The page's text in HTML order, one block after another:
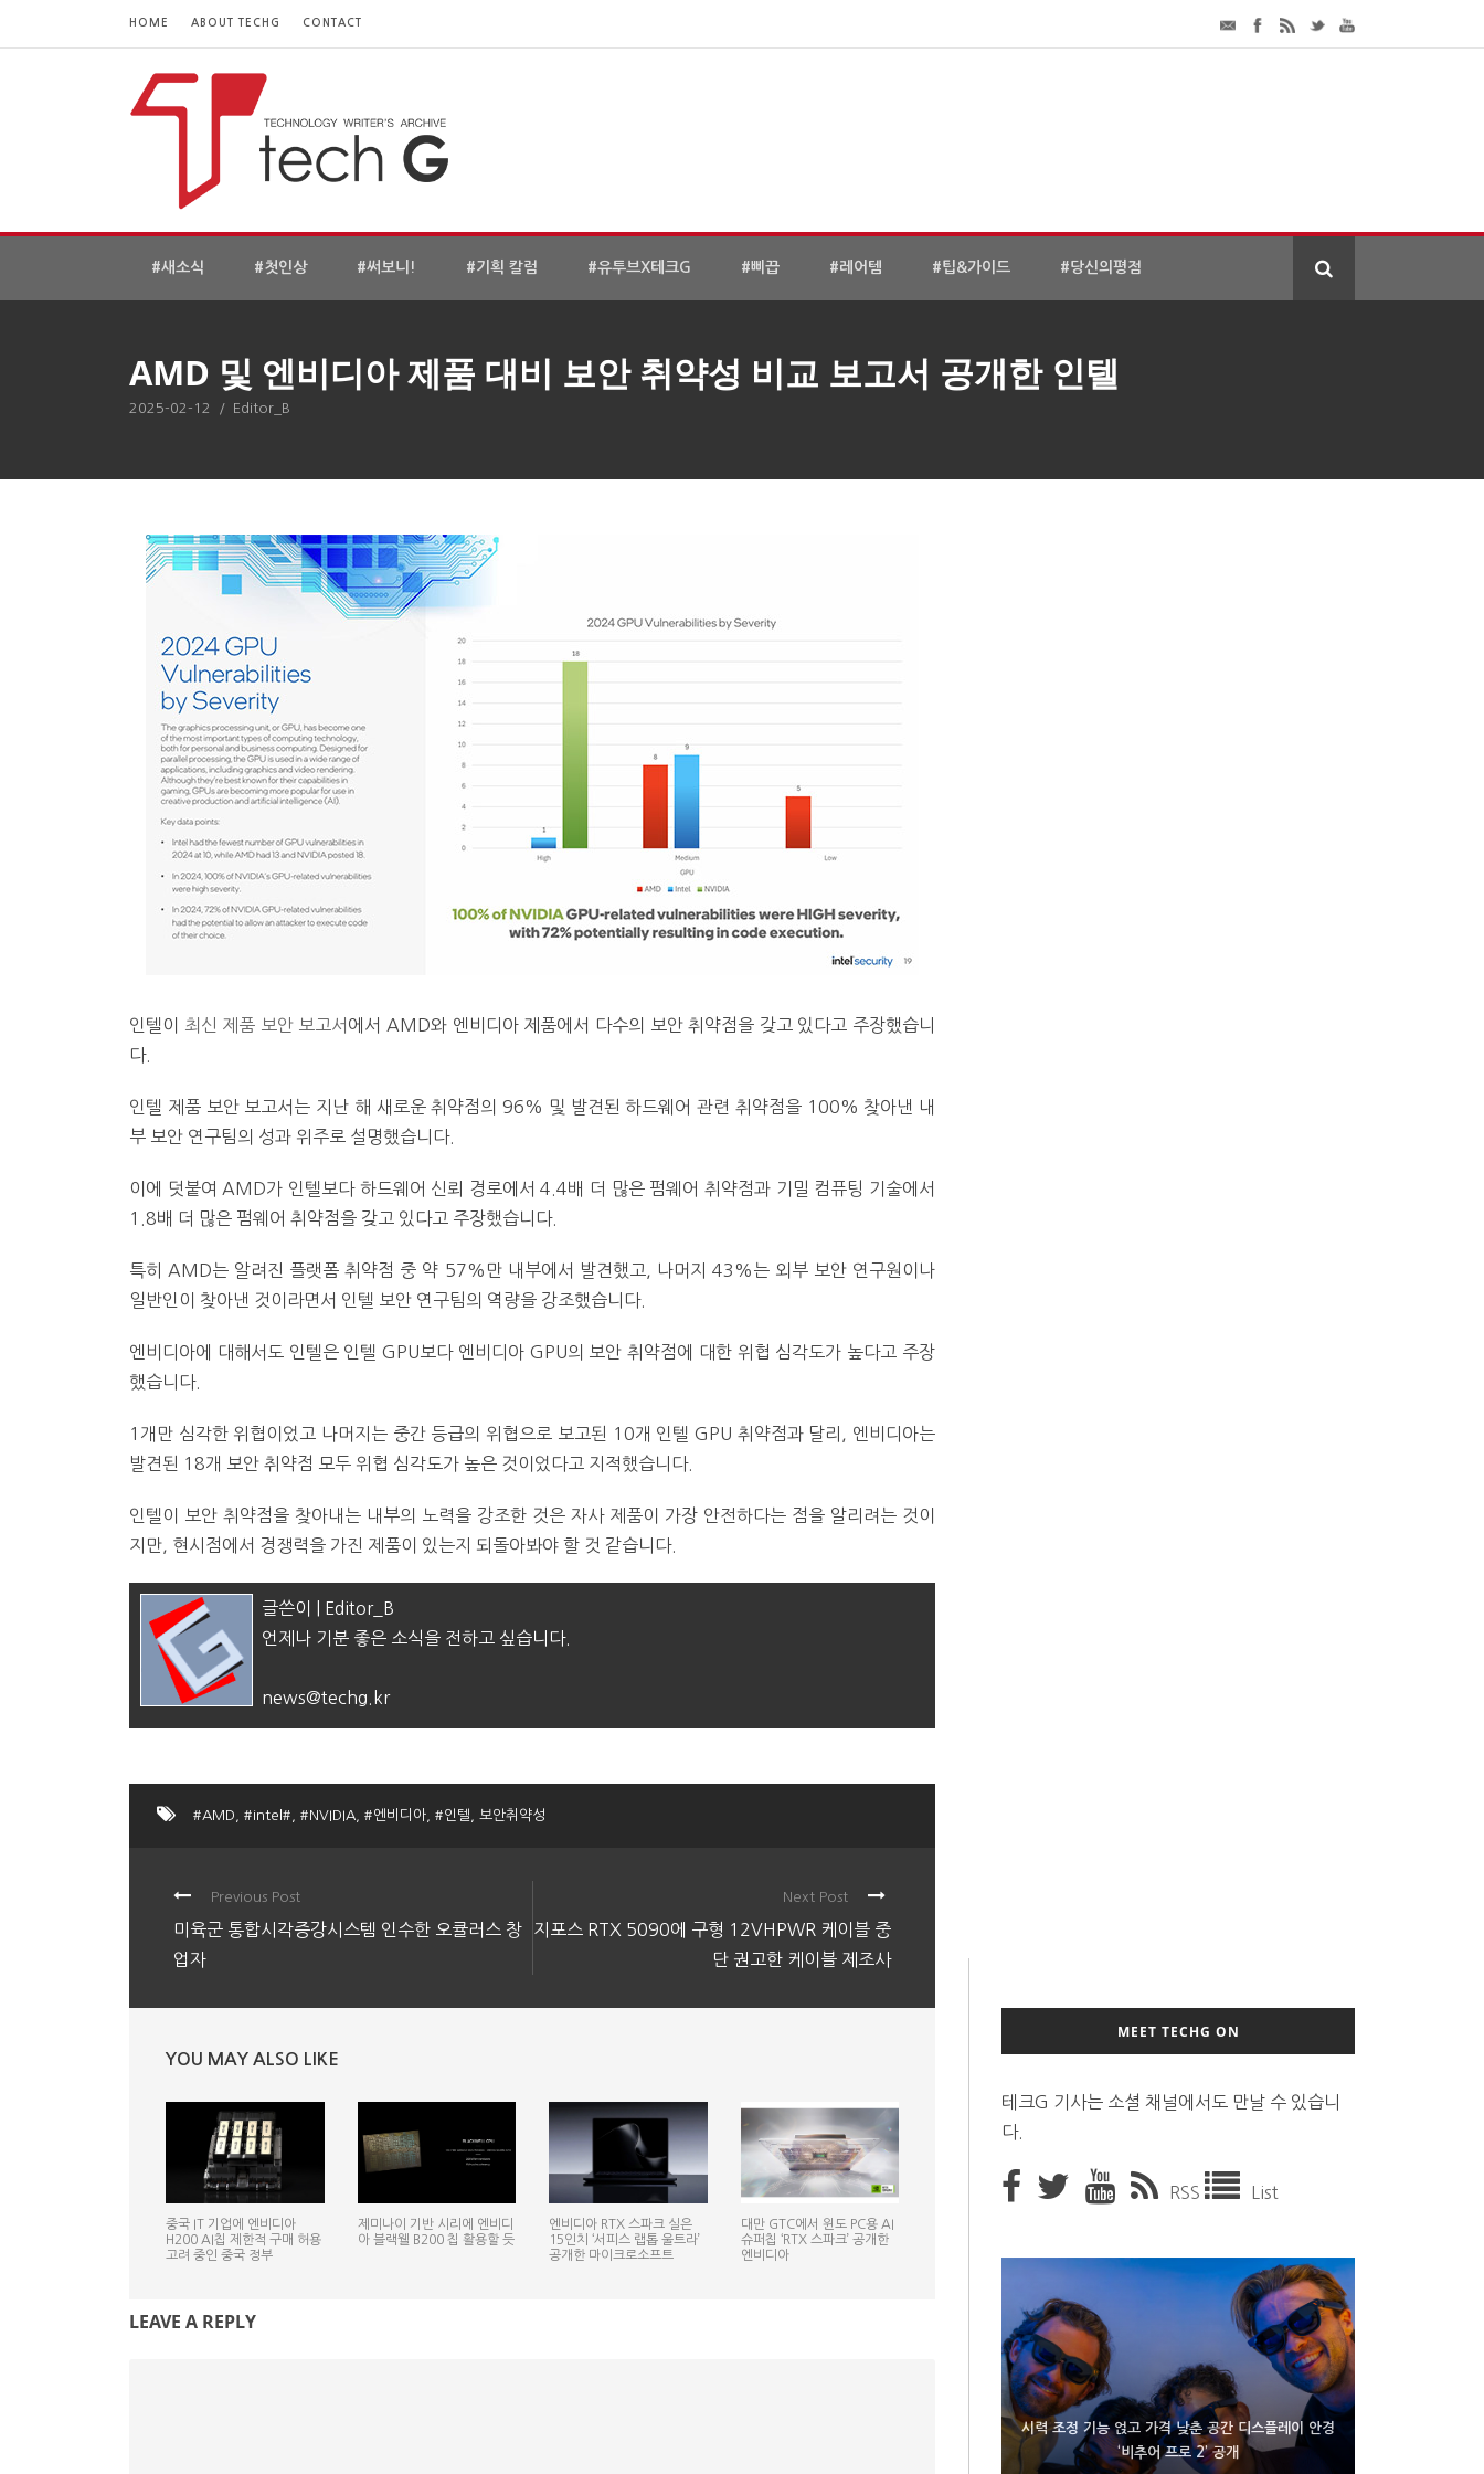
HOME ABOUT TECHG CONTACT
#새소식 #첫인상 #써보니! #기획 칼럼 #유투브X테크G #삐끕 #레어템 #팁&가이드 #당신의평점
AMD 및 엔비디아 제품 대비 보안 취약성 비교 보고서 공개한 인텔
2025-02-12 / Editor_B
인텔이 최신 제품 보안 보고서 에서 AMD와 엔비디아 제품에서 다수의 보안 취약점을 갖고 있다고 주장했습니
다.
인텔 제품 보안 보고서는 지난 해 새로운 취약점의 96% 및 발견된 하드웨어 관련 취약점을 100% 찾아낸 내
부 보안 연구팀의 성과 위주로 설명했습니다.
이에 덧붙여 AMD가 인텔보다 하드웨어 신뢰 경로에서 4.4배 더 많은 펌웨어 취약점과 기밀 컴퓨팅 기술에서
1.8배 더 많은 펌웨어 취약점을 갖고 있다고 주장했습니다.
특히 AMD는 알려진 플랫폼 취약점 중 약 57%만 내부에서 발견했고, 나머지 43%는 외부 보안 연구원이나
일반인이 찾아낸 것이라면서 인텔 보안 연구팀의 역량을 강조했습니다.
엔비디아에 대해서도 인텔은 인텔 GPU보다 엔비디아 GPU의 보안 취약점에 대한 위협 심각도가 높다고 주장
했습니다.
1개만 심각한 위협이었고 나머지는 중간 등급의 위협으로 보고된 10개 인텔 GPU 취약점과 달리, 엔비디아는
발견된 18개 보안 취약점 모두 위협 심각도가 높은 것이었다고 지적했습니다.
인텔이 보안 취약점을 찾아내는 내부의 노력을 강조한 것은 자사 제품이 가장 안전하다는 점을 알리려는 것이
지만, 현시점에서 경쟁력을 가진 제품이 있는지 되돌아봐야 할 것 같습니다.
글쓴이 | Editor_B
언제나 기분 좋은 소식을 전하고 싶습니다.
news@techg.kr
#AMD #intel# #NVIDIA #엔비디아 #인텔 보안취약성
Previous Post
미육군 통합시각증강시스템 인수한 오큘러스 창
업자
Next Post
지포스 RTX 5090에 구형 12VHPWR 케이블 중
단 권고한 케이블 제조사
YOU MAY ALSO LIKE
중국 IT 기업에 엔비디아
H200 AI칩 제한적 구매 허용
고려 중인 중국 정부
제미나이 기반 시리에 엔비디
아 블랙웰 B200 칩 활용할 듯
엔비디아 RTX 스파크 실은
15인치 ‘서피스 랩톱 울트라’
공개한 마이크로소프트
대만 GTC에서 윈도 PC용 AI
슈퍼칩 ‘RTX 스파크’ 공개한
엔비디아
LEAVE A REPLY
MEET TECHG ON
테크G 기사는 소셜 채널에서도 만날 수 있습니
다.
RSS List
시력 조정 기능 얹고 가격 낮춘 공간 디스플레이 안경
‘비추어 프로 2’ 공개
D램 부족에 10억달러어치 아이폰18 프로세서 패키징
대기 중
300~400달러 반지형 스피커 준비하는 오픈AI